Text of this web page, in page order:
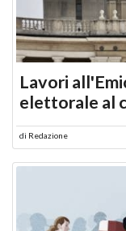
Lavori
elettorale al
di Redazione